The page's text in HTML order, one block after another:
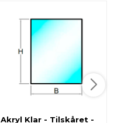
Akryl Klar - Tilskåret -